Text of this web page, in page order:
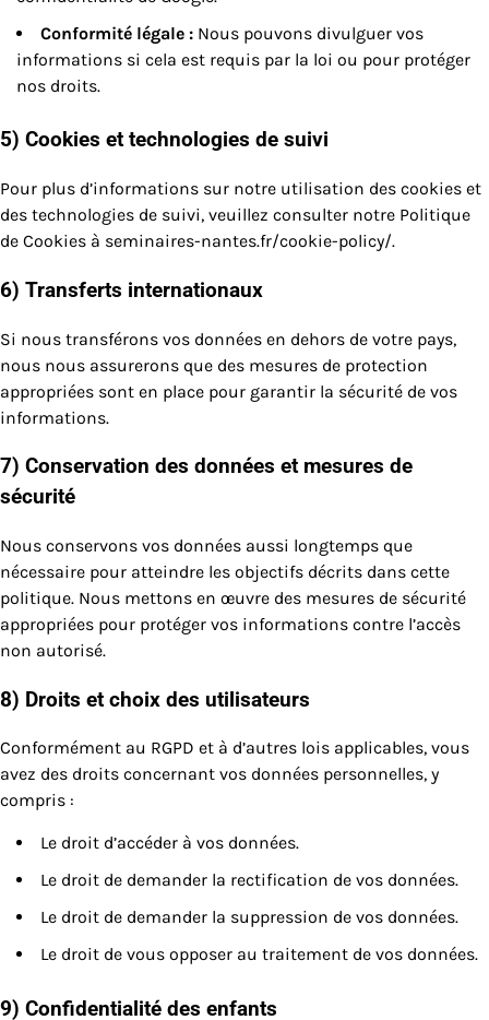
Conformité légale : Nous pouvons divulguer vos
informations si cela est requis par la loi ou pour protéger
nos droits.
5) Cookies et technologies de suivi
Pour plus d’informations sur notre utilisation des cookies et
des technologies de suivi, veuillez consulter notre Politique
de Cookies à seminaires-nantes.fr/cookie-policy/.
6) Transferts internationaux
Si nous transférons vos données en dehors de votre pays,
nous nous assurerons que des mesures de protection
appropriées sont en place pour garantir la sécurité de vos
informations.
7) Conservation des données et mesures de
sécurité
Nous conservons vos données aussi longtemps que
nécessaire pour atteindre les objectifs décrits dans cette
politique. Nous mettons en œuvre des mesures de sécurité
appropriées pour protéger vos informations contre l’accès
non autorisé.
8) Droits et choix des utilisateurs
Conformément au RGPD et à d’autres lois applicables, vous
avez des droits concernant vos données personnelles, y
compris :
Le droit d’accéder à vos données.
Le droit de demander la rectification de vos données.
Le droit de demander la suppression de vos données.
Le droit de vous opposer au traitement de vos données.
9) Confidentialité des enfants